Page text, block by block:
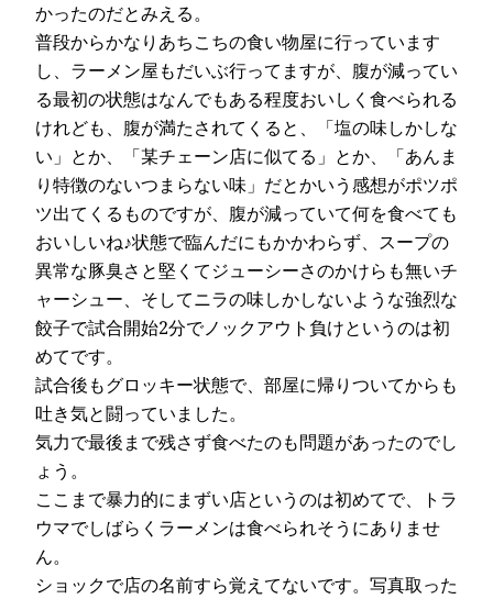
かったのだとみえる。
普段からかなりあちこちの食い物屋に行っています
し、ラーメン屋もだいぶ行ってますが、腹が減ってい
る最初の状態はなんでもある程度おいしく食べられる
けれども、腹が満たされてくると、「塩の味しかしな
い」とか、「某チェーン店に似てる」とか、「あんま
り特徴のないつまらない味」だとかいう感想がポツポ
ツ出てくるものですが、腹が減っていて何を食べても
おいしいね♪状態で臨んだにもかかわらず、スープの
異常な豚臭さと堅くてジューシーさのかけらも無いチ
ャーシュー、そしてニラの味しかしないような強烈な
餃子で試合開始2分でノックアウト負けというのは初
めてです。
試合後もグロッキー状態で、部屋に帰りついてからも
吐き気と闘っていました。
気力で最後まで残さず食べたのも問題があったのでし
ょう。
ここまで暴力的にまずい店というのは初めてで、トラ
ウマでしばらくラーメンは食べられそうにありませ
ん。
ショックで店の名前すら覚えてないです。写真取った